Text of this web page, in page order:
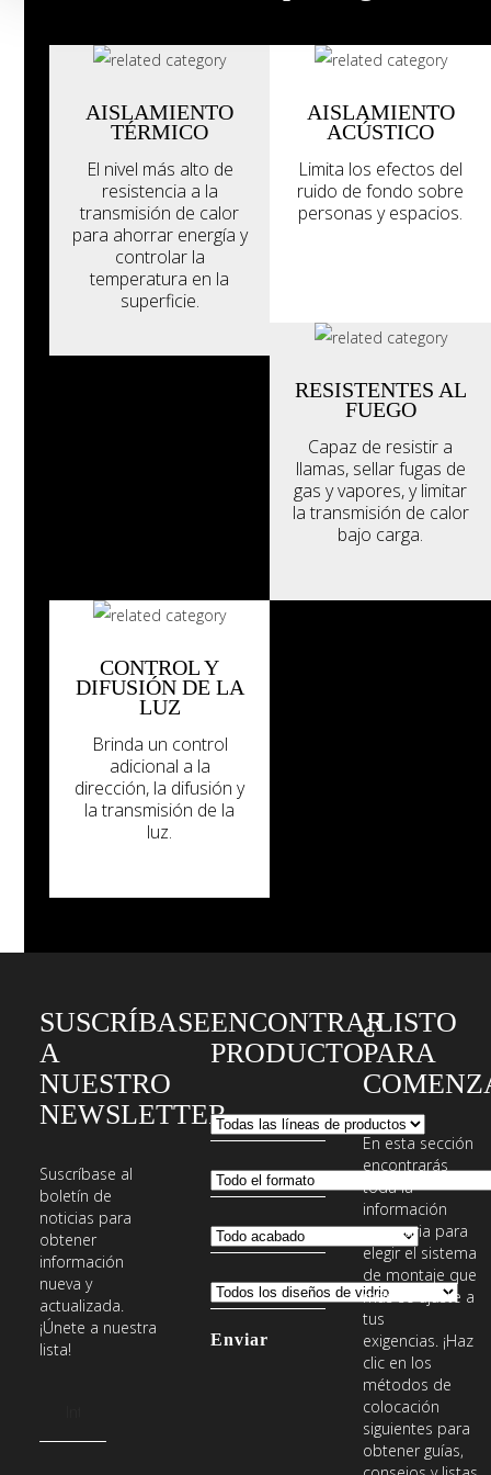
AISLAMIENTO
TÉRMICO
El nivel más alto de
resistencia a la
transmisión de calor
para ahorrar energía y
controlar la
temperatura en la
superficie.
AISLAMIENTO
ACÚSTICO
Limita los efectos del
ruido de fondo sobre
personas y espacios.
RESISTENTES AL
FUEGO
Capaz de resistir a
llamas, sellar fugas de
gas y vapores, y limitar
la transmisión de calor
bajo carga.
CONTROL Y
DIFUSIÓN DE LA
LUZ
Brinda un control
adicional a la
dirección, la difusión y
la transmisión de la
luz.
SUSCRÍBASE
A
NUESTRO
NEWSLETTER
Suscríbase al
boletín de
noticias para
obtener
información
nueva y
actualizada.
¡Únete a nuestra
lista!
ENCONTRAR
PRODUCTO
¿LISTO
PARA
En esta sección
encontrarás
toda la
información
necesaria para
elegir el sistema
de montaje que
más se ajuste a
tus
exigencias. ¡Haz
clic en los
métodos de
colocación
siguientes para
obtener guías,